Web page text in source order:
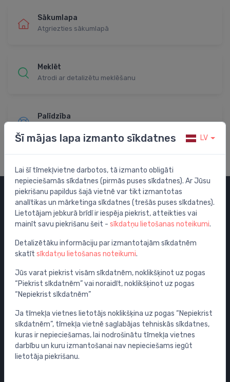
Sākumlapa
Atgriezties sākumlapā
Meklēt
Atrodi ar detalizētu meklēšanu
Palīdzība
Kategorijas
Izpārdošana
Maisītāji
Izlietnes
Tualetes podi
Vannas
Dušas
Vannas istabas piederumi
Mēbeles
Rāmji un skalošanas sistēmas
Sifoni
Šī mājas lapa izmanto sīkdatnes LV
Lai šī tīmekļvietne darbotos, tā izmanto obligāti
nepieciešamās sīkdatnes (pirmās puses sīkdatnes). Ar Jūsu
piekrišanu papildus šajā vietnē var tikt izmantotas
analītikas un mārketinga sīkdatnes (trešās puses sīkdatnes).
Lietotājam jebkurā brīdī ir iespēja piekrist, atteikties vai
mainīt savu piekrišanu šeit - sīkdatņu lietošanas noteikumi.
Detalizētāku informāciju par izmantotajām sīkdatnēm
skatīt sīkdatņu lietošanas noteikumi.
Jūs varat piekrist visām sīkdatnēm, noklikšķinot uz pogas
“Piekrist sīkdatnēm” vai noraidīt, noklikšķinot uz pogas
“Nepiekrist sīkdatnēm”
Ja tīmekļa vietnes lietotājs noklikšķina uz pogas “Nepiekrist
sīkdatnēm”, tīmekļa vietnē saglabājas tehniskās sīkdatnes,
kuras ir nepieciešamas, lai nodrošinātu tīmekļa vietnes
darbību un kuru izmantošanai nav nepieciešams iegūt
lietotāja piekrišanu.